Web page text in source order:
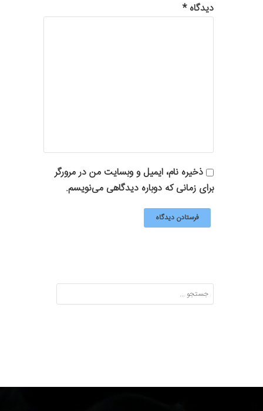
دیدگاه*
ذخیره نام، ایمیل و وبسایت من در مرورگر
برای زمانی که دوباره دیدگاهی می‌نویسم.